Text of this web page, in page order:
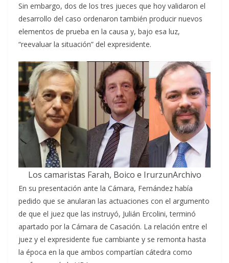
Sin embargo, dos de los tres jueces que hoy validaron el
desarrollo del caso ordenaron también producir nuevos
elementos de prueba en la causa y, bajo esa luz,
“reevaluar la situación” del expresidente.
Los camaristas Farah, Boico e IrurzunArchivo
En su presentación ante la Cámara, Fernández había
pedido que se anularan las actuaciones con el argumento
de que el juez que las instruyó, Julián Ercolini, terminó
apartado por la Cámara de Casación. La relación entre el
juez y el expresidente fue cambiante y se remonta hasta
la época en la que ambos compartían cátedra como